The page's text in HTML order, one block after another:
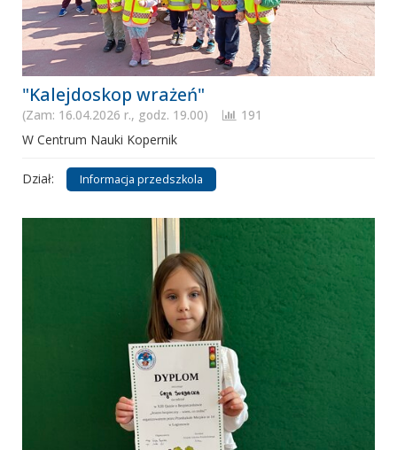
"Kalejdoskop wrażeń"
(Zam: 16.04.2026 r., godz. 19.00)
191
W Centrum Nauki Kopernik
Dział: Informacja przedszkola